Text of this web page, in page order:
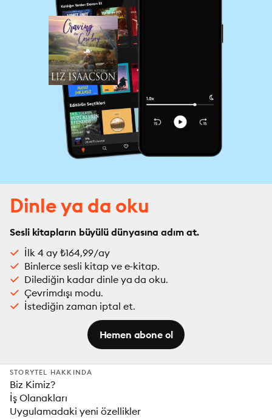
Dinle ya da oku
Sesli kitapların büyülü dünyasına adım at.
İlk 4 ay ₺164,99/ay
Binlerce sesli kitap ve e-kitap.
Dilediğin kadar dinle ya da oku.
Çevrimdışı modu.
İstediğin zaman iptal et.
Hemen abone ol
STORYTEL HAKKINDA
Biz Kimiz?
İş Olanakları
Uygulamadaki yeni özellikler